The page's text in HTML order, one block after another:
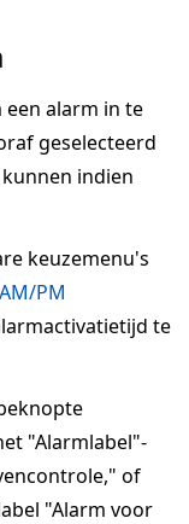
alarm in te
geselecteerd
indien
keuzemenu's
AM/PM
te
"Alarmlabel"-
of
"Alarm voor